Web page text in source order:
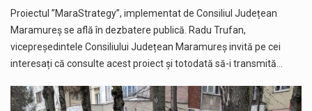
Proiectul ”MaraStrategy”, implementat de Consiliul Județean
Maramureș se află în dezbatere publică. Radu Trufan,
vicepreședintele Consiliului Județean Maramureș invită pe cei
interesați că consulte acest proiect și totodată să-i transmită…